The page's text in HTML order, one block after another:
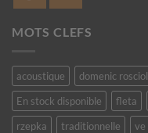
MOTS CLEFS
acoustique domenic
En stock disponible
fleta
rzepka
traditionnelle ve